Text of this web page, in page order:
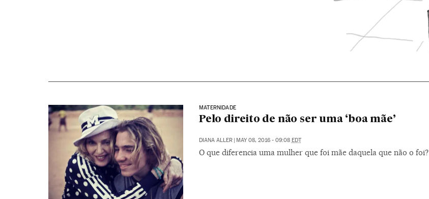
MATERNIDADE
Pelo direito de não ser uma ‘boa mãe’
DIANA ALLER | MAY 08, 2016 - 09:08 EDT
O que diferencia uma mulher que foi mãe daquela que não o foi?